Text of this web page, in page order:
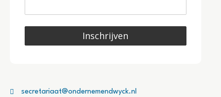
Inschrijven
secretariaat@ondernemendwyck.nl